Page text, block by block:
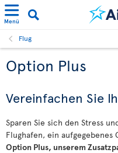
Menü
Flug
Option Plus
Vereinfachen Sie
Sparen Sie sich den Stress
Flughafen, ein aufgegebenes
Option Plus, unserem